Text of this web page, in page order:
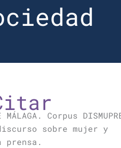
MÁLAGA. Corpus
sobre mujer y
prensa.